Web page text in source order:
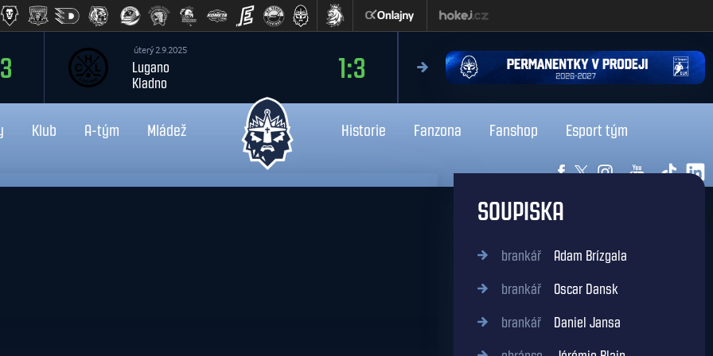
úterý 2.9.2025
Lugano
Kladno
1:3
čtvrtek 13.8.2026
Liberec
Kladno
Klub A-tým Mládež Historie Fanzona Fanshop Esport tým
SOUPISKA
brankář Adam Brízgala
brankář Oscar Dansk
brankář Daniel Jansa